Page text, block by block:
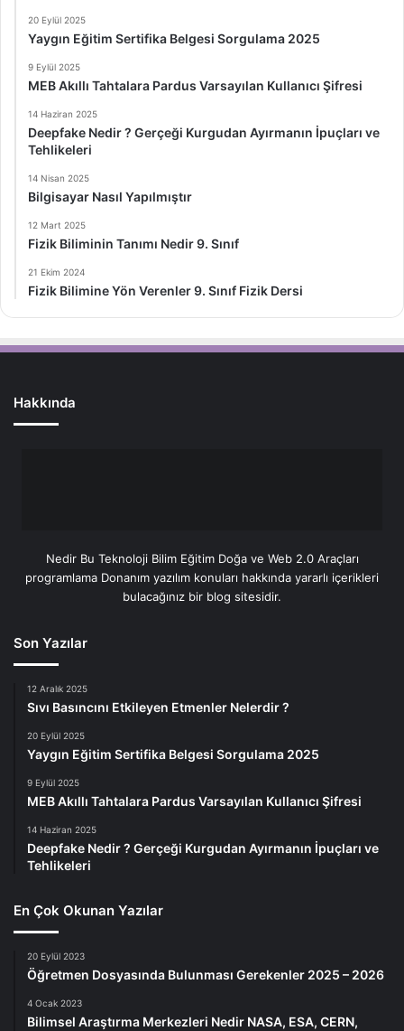
20 Eylül 2025
Yaygın Eğitim Sertifika Belgesi Sorgulama 2025
9 Eylül 2025
MEB Akıllı Tahtalara Pardus Varsayılan Kullanıcı Şifresi
14 Haziran 2025
Deepfake Nedir ? Gerçeği Kurgudan Ayırmanın İpuçları ve
Tehlikeleri
14 Nisan 2025
Bilgisayar Nasıl Yapılmıştır
12 Mart 2025
Fizik Biliminin Tanımı Nedir 9. Sınıf
21 Ekim 2024
Fizik Bilimine Yön Verenler 9. Sınıf Fizik Dersi
Hakkında
Nedir Bu Teknoloji Bilim Eğitim Doğa ve Web 2.0 Araçları
programlama Donanım yazılım konuları hakkında yararlı içerikleri
bulacağınız bir blog sitesidir.
Son Yazılar
12 Aralık 2025
Sıvı Basıncını Etkileyen Etmenler Nelerdir ?
20 Eylül 2025
Yaygın Eğitim Sertifika Belgesi Sorgulama 2025
9 Eylül 2025
MEB Akıllı Tahtalara Pardus Varsayılan Kullanıcı Şifresi
14 Haziran 2025
Deepfake Nedir ? Gerçeği Kurgudan Ayırmanın İpuçları ve
Tehlikeleri
En Çok Okunan Yazılar
20 Eylül 2023
Öğretmen Dosyasında Bulunması Gerekenler 2025 – 2026
4 Ocak 2023
Bilimsel Araştırma Merkezleri Nedir NASA, ESA, CERN,